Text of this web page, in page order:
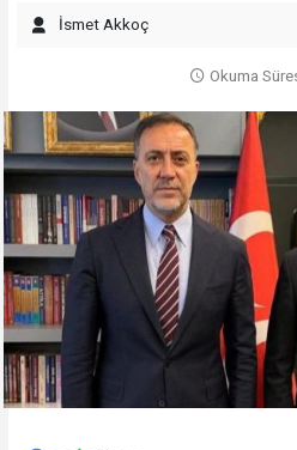
İsmet Akkoç
Okuma